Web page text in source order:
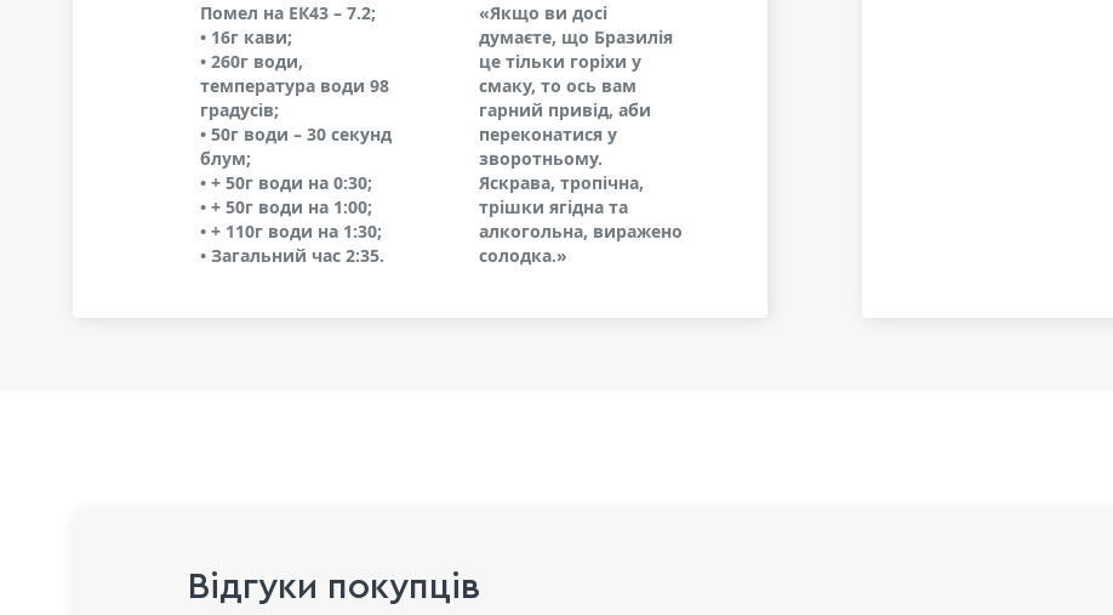
Помел на ЕК43 – 7.2;
• 16г кави;
• 260г води,
температура води 98
градусів;
• 50г води – 30 секунд
блум;
• + 50г води на 0:30;
• + 50г води на 1:00;
• + 110г води на 1:30;
• Загальний час 2:35.
«Якщо ви досі
думаєте, що Бразилія
це тільки горіхи у
смаку, то ось вам
гарний привід, аби
переконатися у
зворотньому.
Яскрава, тропічна,
трішки ягідна та
алкогольна, виражено
солодка.»
Відгуки покупців